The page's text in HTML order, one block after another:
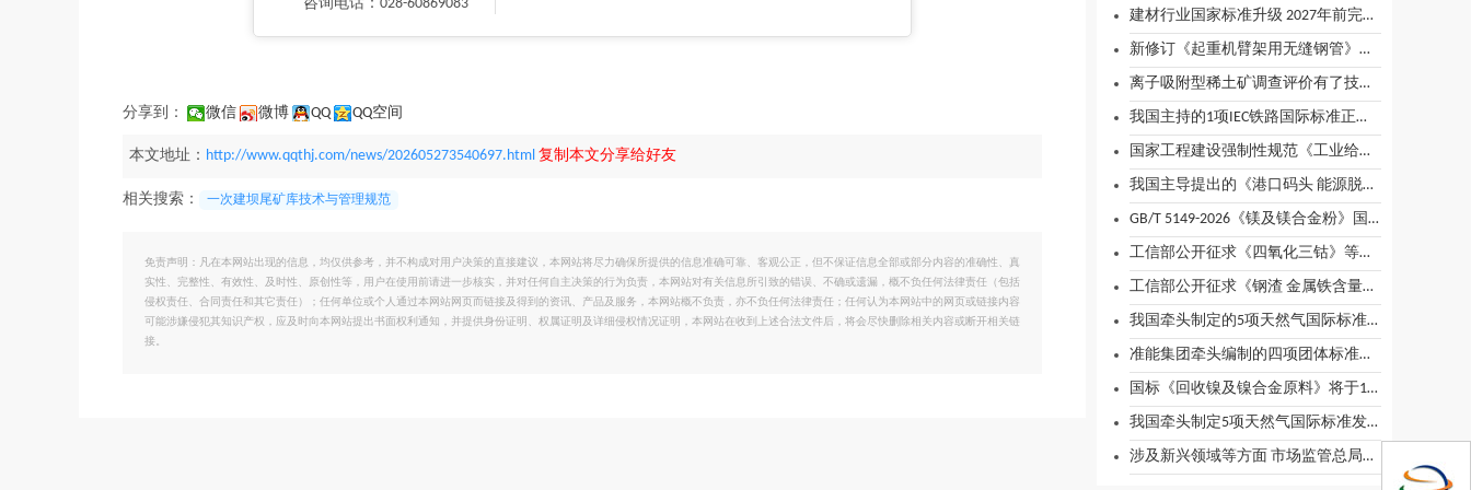
咨询电话：028-60869083
分享到： 微信 微博 QQ QQ空间
本文地址： http://www.qqthj.com/news/202605273540697.html 复制本文分享给好友
相关搜索： 一次建坝尾矿库技术与管理规范
免责声明：凡在本网站出现的信息，均仅供参考，并不构成对用户决策的直接建议，本网站将尽力确保所提供的信息准确可靠、客观公正，但不保证信息全部或部分内容的准确性、真
实性、完整性、有效性、及时性、原创性等，用户在使用前请进一步核实，并对任何自主决策的行为负责，本网站对有关信息所引致的错误、不确或遗漏，概不负任何法律责任（包括
侵权责任、合同责任和其它责任）；任何单位或个人通过本网站网页而链接及得到的资讯、产品及服务，本网站概不负责，亦不负任何法律责任；任何认为本网站中的网页或链接内容
可能涉嫌侵犯其知识产权，应及时向本网站提出书面权利通知，并提供身份证明、权属证明及详细侵权情况证明，本网站在收到上述合法文件后，将会尽快删除相关内容或断开相关链
接。
建材行业国家标准升级 2027年前完成424项重点国家标准研制
新修订《起重机臂架用无缝钢管》国标发布
离子吸附型稀土矿调查评价有了技术规范
我国主持的1项IEC铁路国际标准正式发布实施
国家工程建设强制性规范《工业给水排水通用规范》及国家标准《型钢轧钢工程设计标准》审查通过！
我国主导提出的《港口码头 能源脱碳技术指南》国际标准获批立项
GB/T 5149-2026《镁及镁合金粉》国家标准发布2026年11月1日起实施
工信部公开征求《四氧化三钴》等行业标准意见
工信部公开征求《钢渣 金属铁含量的测定 磁选-滴定法》等2项黑色冶金行业标准外文版报批意见
我国牵头制定的5项天然气国际标准发布
准能集团牵头编制的四项团体标准正式发布
国标《回收镍及镍合金原料》将于11月实施
我国牵头制定5项天然气国际标准发布
涉及新兴领域等方面 市场监管总局批准发布一批重要国家标准